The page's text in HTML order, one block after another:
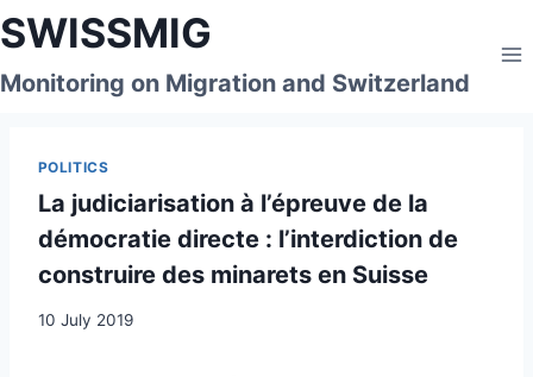
Skip
to
content
SWISSMIG
Monitoring on Migration and Switzerland
POLITICS
La judiciarisation à l’épreuve de la
démocratie directe : l’interdiction de
construire des minarets en Suisse
10 July 2019